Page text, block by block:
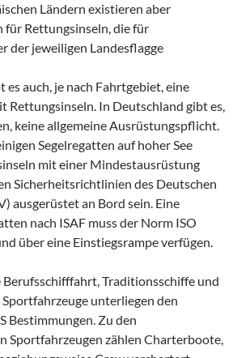
Ländern existieren aber
Rettungsinseln, die für
der jeweiligen Landesflagge
es auch, je nach Fahrtgebiet, eine
Rettungsinseln. In Deutschland gibt es,
keine allgemeine Ausrüstungspflicht.
Segelregatten auf hoher See
mit einer Mindestausrüstung
Sicherheitsrichtlinien des Deutschen
ausgerüstet an Bord sein. Eine
nach ISAF muss der Norm ISO
über eine Einstiegsrampe verfügen.
Traditionsschiffe und
unterliegen den
Bestimmungen. Zu den
Sportfahrzeugen zählen Charterboote,